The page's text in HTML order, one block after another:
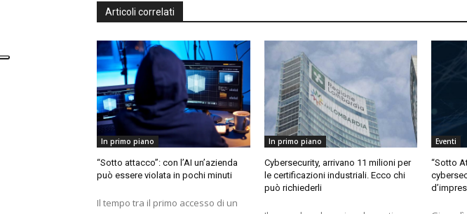
Articoli correlati
In primo piano
“Sotto attacco”: con l’AI un’azienda
può essere violata in pochi minuti
Il tempo tra il primo accesso di un
In primo piano
Cybersecurity, arrivano 11 milioni per
le certificazioni industriali. Ecco chi
può richiederli
Eventi
“Sotto